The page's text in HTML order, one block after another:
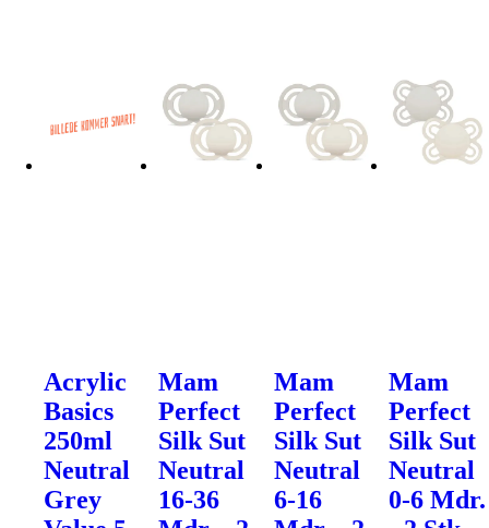
Acrylic
Basics
250ml
Neutral
Grey
Mam
Perfect
Silk Sut
Neutral
16-36
Mam
Perfect
Silk Sut
Neutral
6-16
Mam
Perfect
Silk Sut
Neutral
0-6 Mdr.